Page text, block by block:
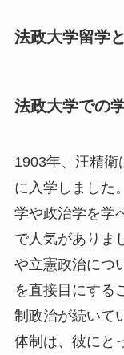
法政大学留学
法政大学での
1903年、汪精衛
に入学しました
学や政治学を学
で人気がありま
や立憲政治につ
を直接目にする
制政治が続いて
体制は、彼にと